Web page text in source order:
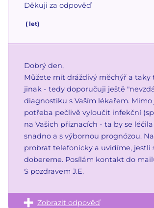
Děkuji za odpověď
( let)
Dobrý den,
Můžete mít dráždivý měchýř a taky
jinak - tedy doporučuji ještě
diagnostiku s Vaším lékařem. Mimo
potřeba pečlivě vyloučit infekční
na Vašich příznacích - ta by se
snadno a s výbornou prognózou.
probrat telefonicky a uvidíme, jestli
dobereme. Posílám kontakt do
S pozdravem J.E.
Zobrazit odpověď